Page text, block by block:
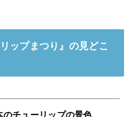
ップまつり』の見どこ